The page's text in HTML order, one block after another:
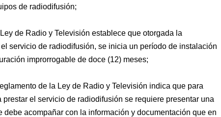
de radiodifusión;
de Radio y Televisión establece que otorgada la
servicio de radiodifusión, se inicia un período de instalación
improrrogable de doce (12) meses;
de la Ley de Radio y Televisión indica que para
el servicio de radiodifusión se requiere presentar una
debe acompañar con la información y documentación que en